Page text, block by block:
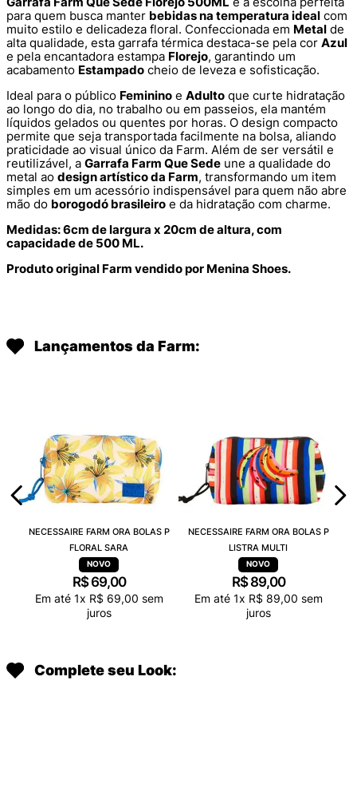
para quem busca manter bebidas na temperatura ideal com
muito estilo e delicadeza floral. Confeccionada em Metal de
alta qualidade, esta garrafa térmica destaca-se pela cor Azul
e pela encantadora estampa Florejo, garantindo um
acabamento Estampado cheio de leveza e sofisticação.
Ideal para o público Feminino e Adulto que curte hidratação
ao longo do dia, no trabalho ou em passeios, ela mantém
líquidos gelados ou quentes por horas. O design compacto
permite que seja transportada facilmente na bolsa, aliando
praticidade ao visual único da Farm. Além de ser versátil e
reutilizável, a Garrafa Farm Que Sede une a qualidade do
metal ao design artístico da Farm, transformando um item
simples em um acessório indispensável para quem não abre
mão do borogodó brasileiro e da hidratação com charme.
Medidas: 6cm de largura x 20cm de altura, com
capacidade de 500 ML.
Produto original Farm vendido por Menina Shoes.
Lançamentos da Farm:
NECESSAIRE FARM ORA BOLAS P
FLORAL SARA
R$ 69,00
Em até 1x R$ 69,00 sem
juros
NECESSAIRE FARM ORA BOLAS P
LISTRA MULTI
R$ 89,00
Em até 1x R$ 89,00 sem
juros
Complete seu Look: